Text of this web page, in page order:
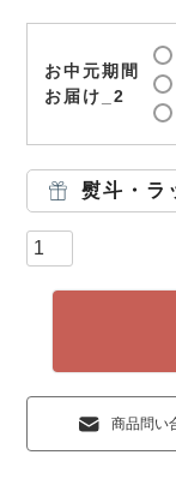
お中元期間
お届け_2
熨斗・ラ
商品問い